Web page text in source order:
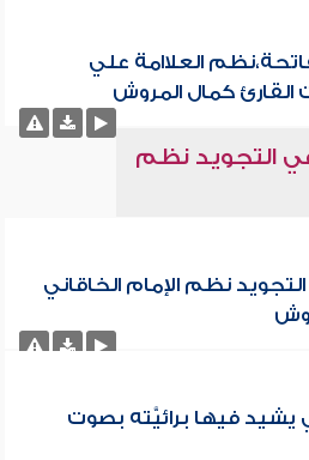
العلاامة علي
القارئ كمال المروش
في التجويد نظم
نظم الإمام الخاقاني
يشيد فيها برائيَّته بصوت